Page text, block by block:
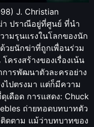
J. Christian
า ปราณีอยู่ที่ศูนย์ ที่นำ
ามรุนแรงในโลกของนัก
วยนักฆ่าที่ถูกเพื่อนร่วม
ครงสร้างของเรื่องเน้น
ารพัฒนาตัวละครอย่าง
ไปตรงมา แต่ก็มีความ
เดือด การแสดง: Chuck
ถ่ายทอดบทบาทตัว
ดตาม แม้ว่าบทบาทของ